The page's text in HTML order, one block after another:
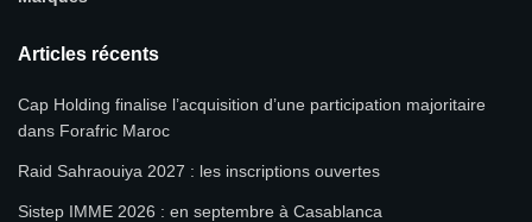
Articles récents
Cap Holding finalise l’acquisition d’une participation majoritaire
dans Forafric Maroc
Raid Sahraouiya 2027 : les inscriptions ouvertes
Sistep IMME 2026 : en septembre à Casablanca